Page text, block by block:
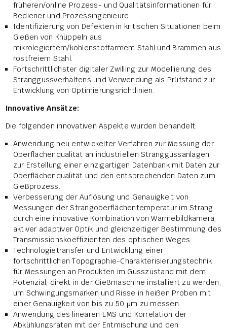
früheren/online Prozess- und Qualitätsinformationen für
Bediener und Prozessingenieure.
Identifizierung von Defekten in kritischen Situationen beim
Gießen von Knüppeln aus
mikrolegiertem/kohlenstoffarmem Stahl und Brammen aus
rostfreiem Stahl.
Fortschrittlichster digitaler Zwilling zur Modellierung des
Stranggussverhaltens und Verwendung als Prüfstand zur
Entwicklung von Optimierungsrichtlinien.
Innovative Ansätze:
Die folgenden innovativen Aspekte wurden behandelt:
Anwendung neu entwickelter Verfahren zur Messung der
Oberflächenqualität an industriellen Stranggussanlagen
zur Erstellung einer einzigartigen Datenbank mit Daten zur
Oberflächenqualität und den entsprechenden Daten zum
Gießprozess.
Verbesserung der Auflösung und Genauigkeit von
Messungen der Strangoberflächentemperatur im Strang
durch eine innovative Kombination von Wärmebildkamera,
aktiver adaptiver Optik und gleichzeitiger Bestimmung des
Transmissionskoeffizienten des optischen Weges.
Technologietransfer und Entwicklung einer
fortschrittlichen Topographie-Charakterisierungstechnik
für Messungen an Produkten im Gusszustand mit dem
Potenzial, direkt in der Gießmaschine installiert zu werden,
um Schwingungsmarken und Risse in heißen Proben mit
einer Genauigkeit von bis zu 50 μm zu messen.
Anwendung des linearen EMS und Korrelation der
Abkühlungsraten mit der Entmischung und den